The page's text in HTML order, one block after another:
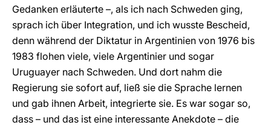
Gedanken erläuterte –, als ich nach Schweden ging,
sprach ich über Integration, und ich wusste Bescheid,
denn während der Diktatur in Argentinien von 1976 bis
1983 flohen viele, viele Argentinier und sogar
Uruguayer nach Schweden. Und dort nahm die
Regierung sie sofort auf, ließ sie die Sprache lernen
und gab ihnen Arbeit, integrierte sie. Es war sogar so,
dass – und das ist eine interessante Anekdote – die